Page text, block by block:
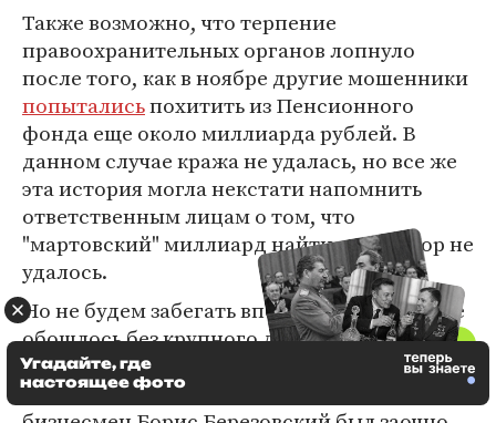
Также возможно, что терпение
правоохранительных органов лопнуло
после того, как в ноябре другие мошенники
попыталисьпохитить из Пенсионного
фонда еще около миллиарда рублей. В
данном случае кража не удалась, но все же
эта история могла некстати напомнить
ответственным лицам о том, что
"мартовский" миллиард найти до сих пор не
удалось.
Но не будем забегать вперед. Лето также не
обошлось без крупного дела об
экономическом преступлении. В июне
проживающий в Лондоне российский
Угадайте, где
настоящее фото